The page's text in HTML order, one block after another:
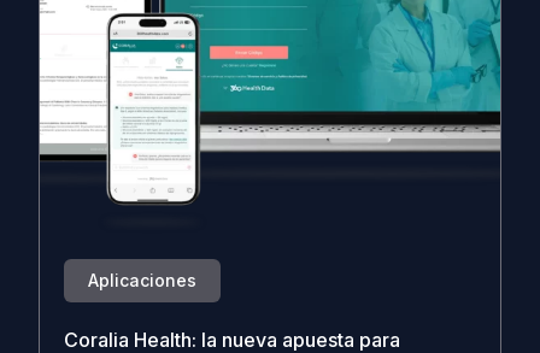
Aplicaciones
Coralia Health: la nueva apuesta para